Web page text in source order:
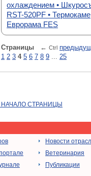
охлаждением •
RST-520PF •
Еврорама FES
Страницы ← Ctrl
1 2 3 4 5 6 7 8 9 ... 25
НАЧАЛО СТРАНИЦЫ
Новости
Ветеринария
Публикации